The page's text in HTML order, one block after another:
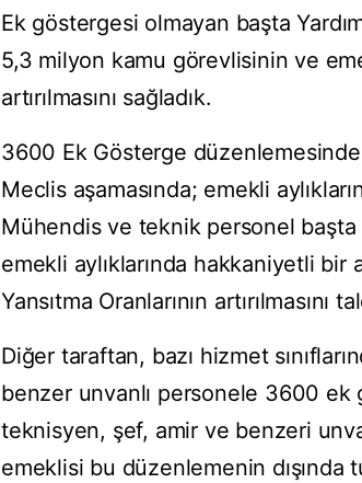
Ek göstergesi olmayan başta
5,3 milyon kamu görevlisinin ve
artırılmasını sağladık.
3600 Ek Gösterge
Meclis aşamasında; emekli
Mühendis ve teknik personel
emekli aylıklarında hakkaniyetli
Yansıtma Oranlarının artırılmasını
Diğer taraftan, bazı hizmet
benzer unvanlı personele 3600
teknisyen, şef, amir ve benzeri
emeklisi bu düzenlemenin dışında